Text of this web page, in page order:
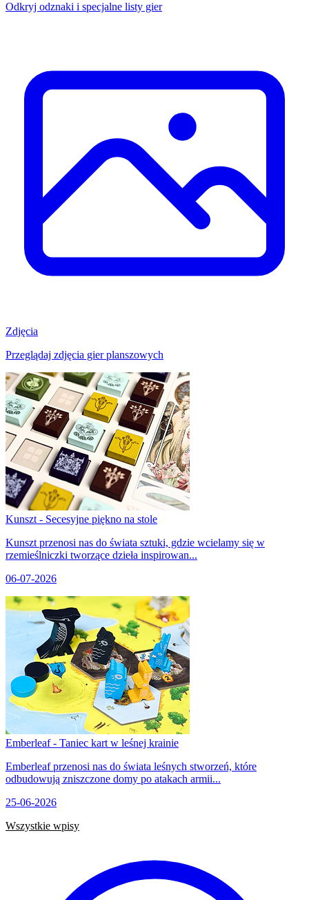
Odkryj odznaki i specjalne listy gier
Zdjęcia
Przeglądaj zdjęcia gier planszowych
Kunszt - Secesyjne piękno na stole
Kunszt przenosi nas do świata sztuki, gdzie wcielamy się w
rzemieślniczki tworzące dzieła inspirowan...
06-07-2026
Emberleaf - Taniec kart w leśnej krainie
Emberleaf przenosi nas do świata leśnych stworzeń, które
odbudowują zniszczone domy po atakach armii...
25-06-2026
Wszystkie wpisy